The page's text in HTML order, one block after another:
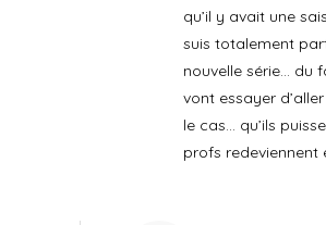
qu’il y avait une
suis totalement
nouvelle série… du
vont essayer
le cas… qu’ils
profs redeviennent